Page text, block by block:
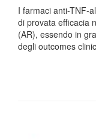
I farmaci anti-TNF-
di provata efficacia
(AR), essendo in
degli outcomes